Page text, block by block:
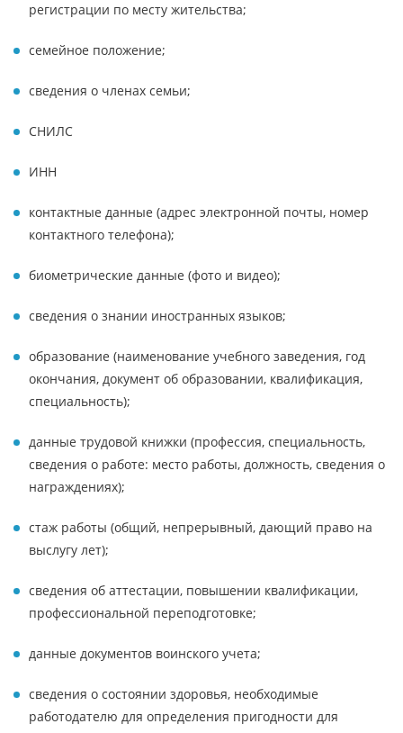
регистрации по месту жительства;
семейное положение;
сведения о членах семьи;
СНИЛС
ИНН
контактные данные (адрес электронной почты, номер
контактного телефона);
биометрические данные (фото и видео);
сведения о знании иностранных языков;
образование (наименование учебного заведения, год
окончания, документ об образовании, квалификация,
специальность);
данные трудовой книжки (профессия, специальность,
сведения о работе: место работы, должность, сведения о
награждениях);
стаж работы (общий, непрерывный, дающий право на
выслугу лет);
сведения об аттестации, повышении квалификации,
профессиональной переподготовке;
данные документов воинского учета;
сведения о состоянии здоровья, необходимые
работодателю для определения пригодности для